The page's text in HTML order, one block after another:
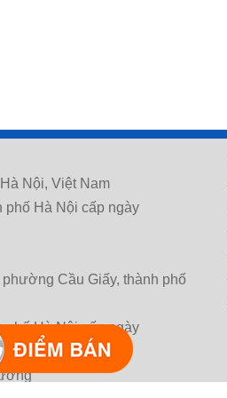
Nội, Việt Nam
Hà Nội cấp ngày
Cầu Giấy, thành phố
Hà Nội cấp ngày